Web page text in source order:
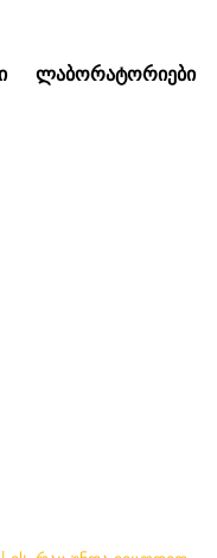
ᲚᲐᲑᲝᲠᲐᲢᲝᲠᲘᲔᲑᲘ